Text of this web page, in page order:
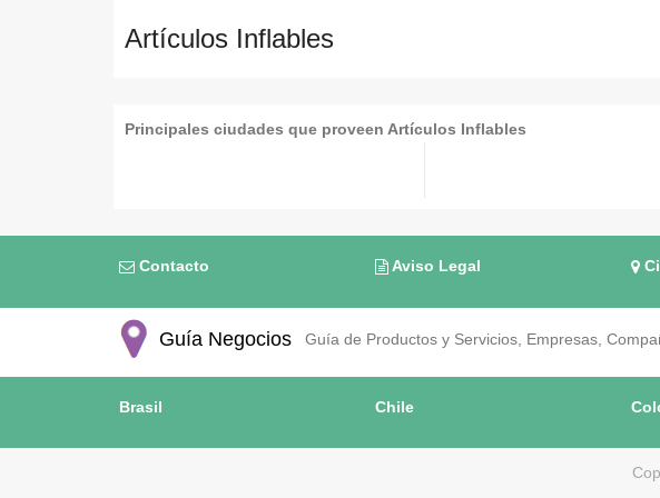
Artículos Inflables
Principales ciudades que proveen Artículos Inflables
Contacto Aviso Legal
Guía Negocios Guía de Productos y Servicios, Empresas,
Brasil Chile